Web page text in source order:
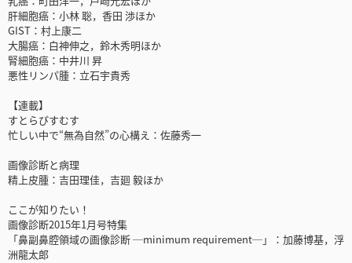
肝細胞癌：小林 聡，香田 渉ほか
GIST：村上康二
大腸癌：白神伸之，鈴木秀明ほか
腎細胞癌：中井川 昇
悪性リンパ腫：立石宇貴秀
【連載】
すとらびすむす
忙しい中で“無為自然”の心構え：佐藤秀一
画像診断と病理
精上皮腫：吉田理佳，吉廻 毅ほか
ここが知りたい！
画像診断2015年1月号特集
「鼻副鼻腔領域の画像診断 ─minimum requirement─」：加藤博基，浮
洲龍太郎